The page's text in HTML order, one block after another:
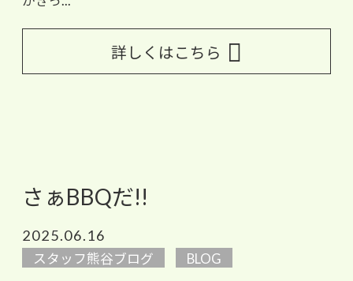
詳しくはこちら
さぁBBQだ!!
2025.06.16
スタッフ熊谷ブログ BLOG